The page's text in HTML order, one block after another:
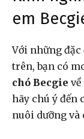
em
Với những
trên, bạn có
chó Becgie về
hãy chú ý đến
nuôi dưỡng và